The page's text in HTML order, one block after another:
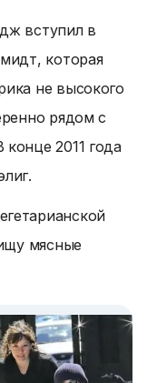
вступил в
которая
не высокого
рядом с
2011 года
мясные